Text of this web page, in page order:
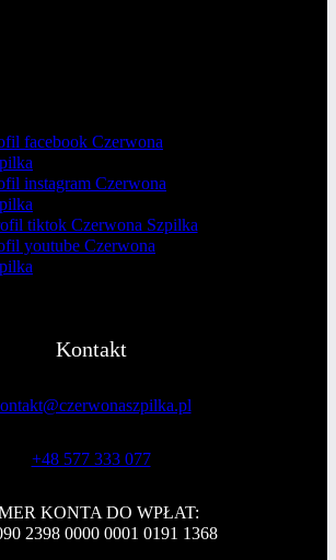
facebook Czerwona
instagram Czerwona
tiktok Czerwona Szpilka
youtube Czerwona
Kontakt
+48 577 333 077
KONTA DO WPŁAT:
2398 0000 0001 0191 1368